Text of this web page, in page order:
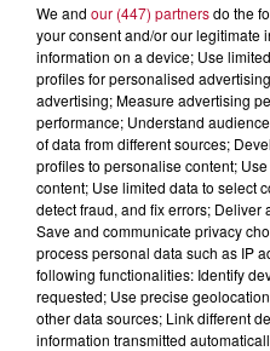
7 août 2026
DINER CONCERT À LA
We and our (447) partnersdo the
your consent and/or our legitimate
information on a device; Use
profiles for personalised
advertising; Measure advertising
performance; Understand
of data from different sources;
profiles to personalise content;
content; Use limited data to select
detect fraud, and fix errors;
Save and communicate privacy
process personal data such as IP
following functionalities: Identify
requested; Use precise
other data sources; Link different
information transmitted